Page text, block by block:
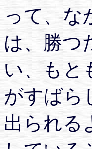
って、な
は、勝つ
い、もと
がすばら
出られる